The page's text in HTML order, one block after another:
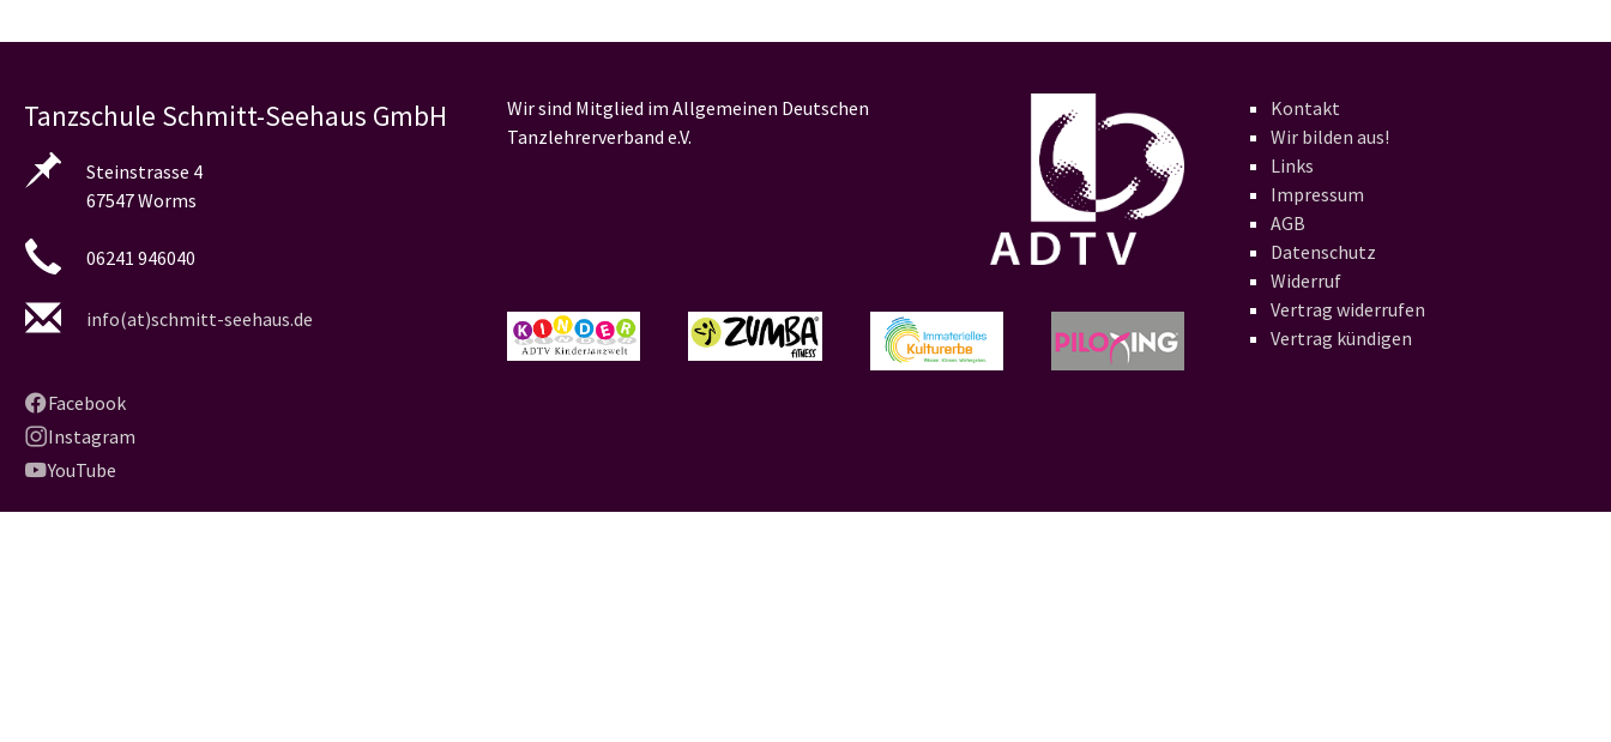
Tanzschule Schmitt-Seehaus GmbH
Steinstrasse 4
67547 Worms
06241 946040
info(at)schmitt-seehaus.de
Facebook
Instagram
YouTube
Wir sind Mitglied im Allgemeinen Deutschen
Tanzlehrerverband e.V.
Kontakt
Wir bilden aus!
Links
Impressum
AGB
Datenschutz
Widerruf
Vertrag widerrufen
Vertrag kündigen